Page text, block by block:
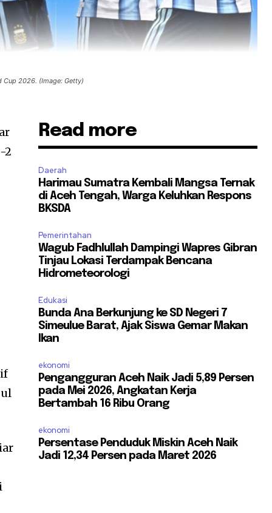
Cup 2026. (Image: Getty)
2
Read more
Daerah
Harimau Sumatra Kembali Mangsa Ternak
di Aceh Tengah, Warga Keluhkan Respons
BKSDA
Pemerintahan
Wagub Fadhlullah Dampingi Wapres Gibran
Tinjau Lokasi Terdampak Bencana
Hidrometeorologi
Edukasi
Bunda Ana Berkunjung ke SD Negeri 7
Simeulue Barat, Ajak Siswa Gemar Makan
Ikan
ekonomi
Pengangguran Aceh Naik Jadi 5,89 Persen
pada Mei 2026, Angkatan Kerja
Bertambah 16 Ribu Orang
ekonomi
Persentase Penduduk Miskin Aceh Naik
Jadi 12,34 Persen pada Maret 2026